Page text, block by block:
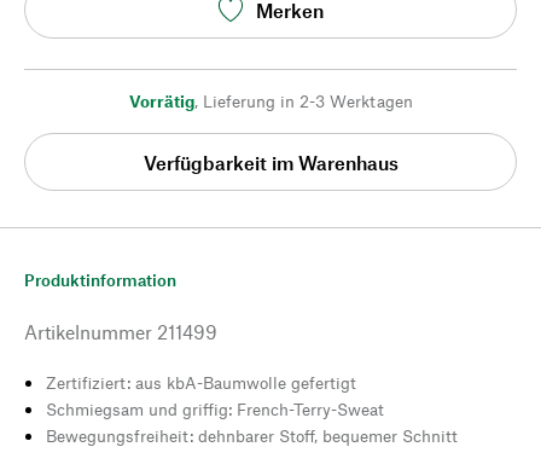
Merken
Vorrätig, Lieferung in 2-3 Werktagen
Verfügbarkeit im Warenhaus
Produktinformation
Artikelnummer 211499
Zertifiziert: aus kbA-Baumwolle gefertigt
Schmiegsam und griffig: French-Terry-Sweat
Bewegungsfreiheit: dehnbarer Stoff, bequemer Schnitt